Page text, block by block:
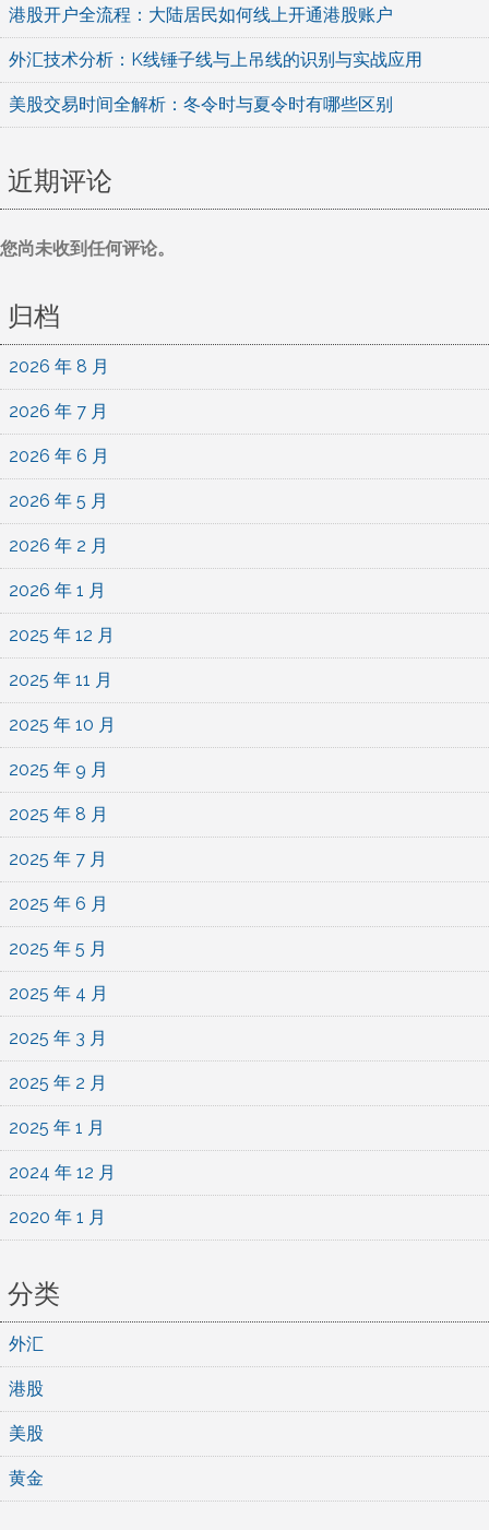
港股开户全流程：大陆居民如何线上开通港股账户
外汇技术分析：K线锤子线与上吊线的识别与实战应用
美股交易时间全解析：冬令时与夏令时有哪些区别
近期评论
您尚未收到任何评论。
归档
2026 年 8 月
2026 年 7 月
2026 年 6 月
2026 年 5 月
2026 年 2 月
2026 年 1 月
2025 年 12 月
2025 年 11 月
2025 年 10 月
2025 年 9 月
2025 年 8 月
2025 年 7 月
2025 年 6 月
2025 年 5 月
2025 年 4 月
2025 年 3 月
2025 年 2 月
2025 年 1 月
2024 年 12 月
2020 年 1 月
分类
外汇
港股
美股
黄金